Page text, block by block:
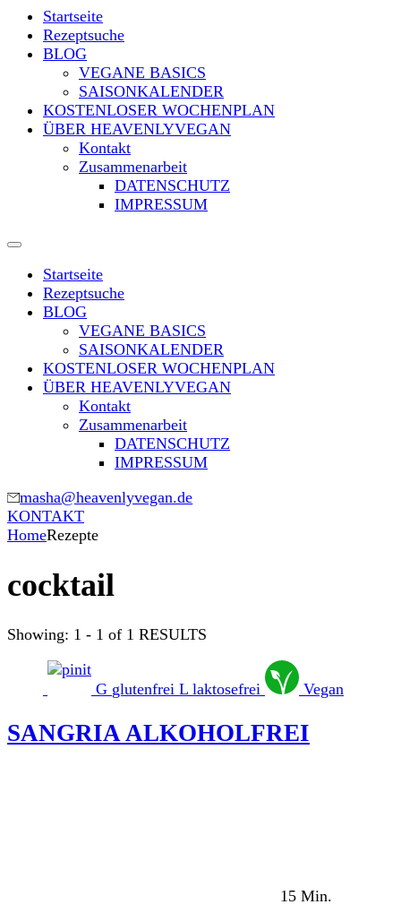
Startseite
Rezeptsuche
BLOG
VEGANE BASICS
SAISONKALENDER
KOSTENLOSER WOCHENPLAN
ÜBER HEAVENLYVEGAN
Kontakt
Zusammenarbeit
DATENSCHUTZ
IMPRESSUM
Startseite
Rezeptsuche
BLOG
VEGANE BASICS
SAISONKALENDER
KOSTENLOSER WOCHENPLAN
ÜBER HEAVENLYVEGAN
Kontakt
Zusammenarbeit
DATENSCHUTZ
IMPRESSUM
masha@heavenlyvegan.de
KONTAKT
HomeRezepte
cocktail
Showing: 1 - 1 of 1 RESULTS
G glutenfrei L laktosefrei Vegan
SANGRIA ALKOHOLFREI
15 Min.